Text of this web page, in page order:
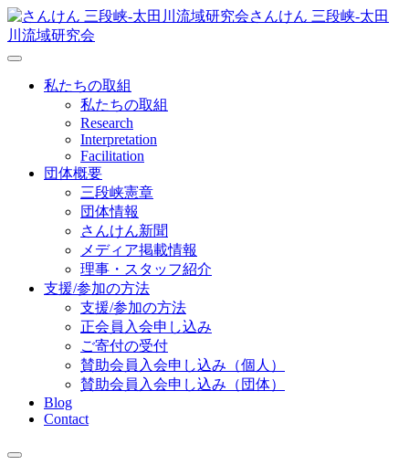
さんけん 三段峡‐太田
川流域研究会
私たちの取組
私たちの取組
Research
Interpretation
Facilitation
団体概要
三段峡憲章
団体情報
さんけん新聞
メディア掲載情報
理事・スタッフ紹介
支援/参加の方法
支援/参加の方法
正会員入会申し込み
ご寄付の受付
賛助会員入会申し込み（個人）
賛助会員入会申し込み（団体）
Blog
Contact